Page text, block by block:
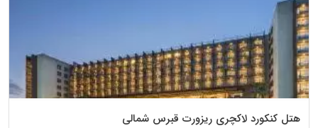
هتل کنکورد لاکچری ریزورت قبرس شمالی